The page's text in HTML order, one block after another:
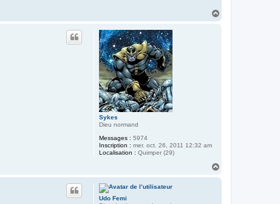
Sykes
Dieu normand
Messages : 5974
Inscription : mer. oct. 26, 2011 12:32 am
Localisation : Quimper (29)
Udo Femi